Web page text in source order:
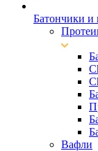
Батончики и
Вафли